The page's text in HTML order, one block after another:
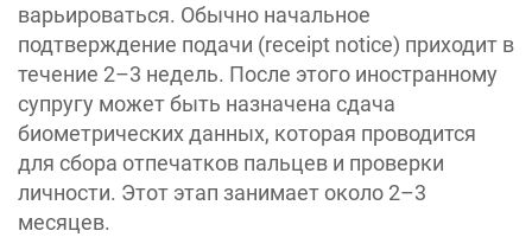
варьироваться. Обычно начальное
подтверждение подачи (receipt notice) приходит в
течение 2–3 недель. После этого иностранному
супругу может быть назначена сдача
биометрических данных, которая проводится
для сбора отпечатков пальцев и проверки
личности. Этот этап занимает около 2–3
месяцев.